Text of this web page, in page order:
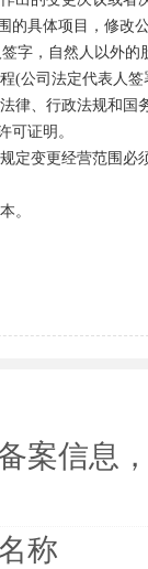
的具体项目，修改
字，自然人以外
(公司法定代表人签
律、行政法规和
可证明。
定变更经营范围
。
司《企业法人营业
案信息
称